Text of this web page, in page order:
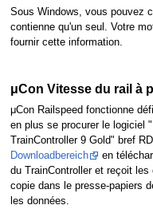
Sous Windows, vous pouvez
contienne qu'un seul. Votre
fournir cette information.
μCon Vitesse du rail à
μCon Railspeed fonctionne
en plus se procurer le logiciel
TrainController 9 Gold" bref
Downloadbereich
en
du TrainController et reçoit
copie dans le presse-papiers
les données.